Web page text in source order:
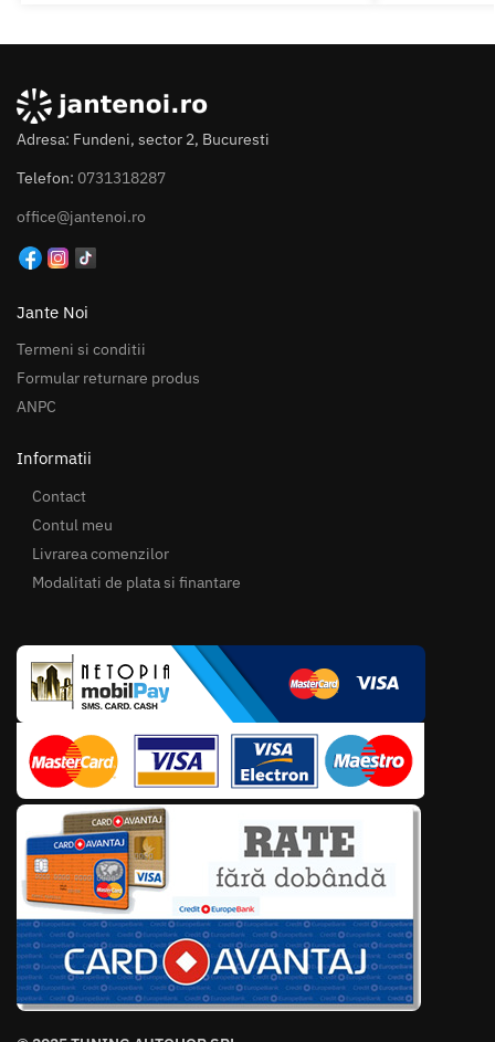
Adresa: Fundeni, sector 2, Bucuresti
Telefon: 0731318287
office@jantenoi.ro
Jante Noi
Termeni si conditii
Formular returnare produs
ANPC
Informatii
Contact
Contul meu
Livrarea comenzilor
Modalitati de plata si finantare